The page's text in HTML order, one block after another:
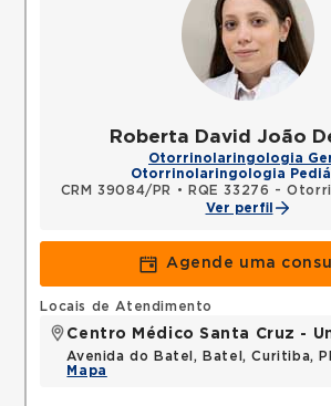
Roberta David João
Otorrinolaringologia
Otorrinolaringologia
CRM 39084/PR
•
RQE 33276 -
Ver perfil
Agende uma
Locais de Atendimento
Centro Médico Santa Cruz -
Avenida do Batel, Batel, Curitiba,
Mapa